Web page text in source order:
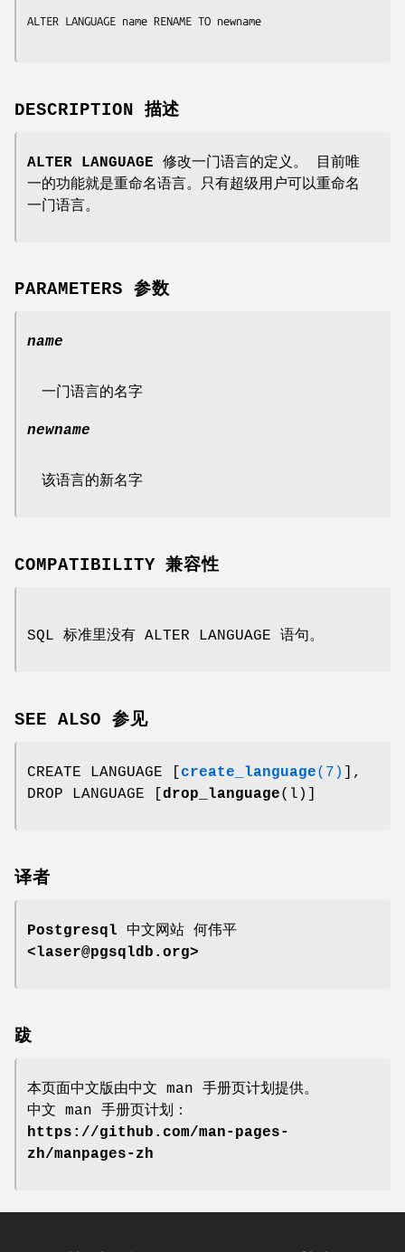
ALTER LANGUAGE name RENAME TO newname
DESCRIPTION 描述
ALTER LANGUAGE 修改一门语言的定义。 目前唯
一的功能就是重命名语言。只有超级用户可以重命名
一门语言。
PARAMETERS 参数
name
一门语言的名字
newname
该语言的新名字
COMPATIBILITY 兼容性
SQL 标准里没有 ALTER LANGUAGE 语句。
SEE ALSO 参见
CREATE LANGUAGE [ create_language(7)
],
DROP LANGUAGE [ drop_language(l)]
译者
Postgresql 中文网站 何伟平
<laser@pgsqldb.org>
跋
本页面中文版由中文 man 手册页计划提供。
中文 man 手册页计划：
https://github.com/man-pages-
zh/manpages-zh